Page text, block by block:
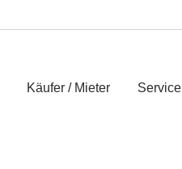
Käufer / Mieter Service